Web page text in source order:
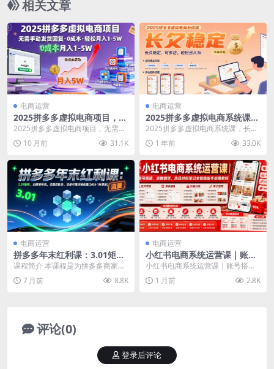
相关文章
电商运营
2025拼多多虚拟电商项目，无
需手动发货回复，0成本，轻
2025拼多多虚拟电商项目，无需手
动发货回复，0成本，轻松月入1-5
W【揭秘】 ...
10 月前 31.1K
电商运营
2025拼多多虚拟电商系统课，
长久稳定，可多店，轻松日入
2025拼多多虚拟电商系统课，长久
稳定，可多店，轻松日入1k 项目介
绍 大家好，...
1 年前 33.0K
电商运营
拼多多年末红利课：3.01矩
阵，无限推荐流，洗图防比
1月更新
课程简介 本课程是为拼多多商家和
运营操盘手量身打造的年终特训
营，聚焦平台最新趋势...
7 月前 8.8K
电商运营
小红书电商系统运营课｜账号
搭建、店铺铺货、选品对标笔
记全链路新手实操教程
小红书电商系统运营课｜账号搭
建、店铺铺货、选品对标笔记全链
路新手实操教程 课程介...
1 月前 2.8K
评论(0)
登录后评论